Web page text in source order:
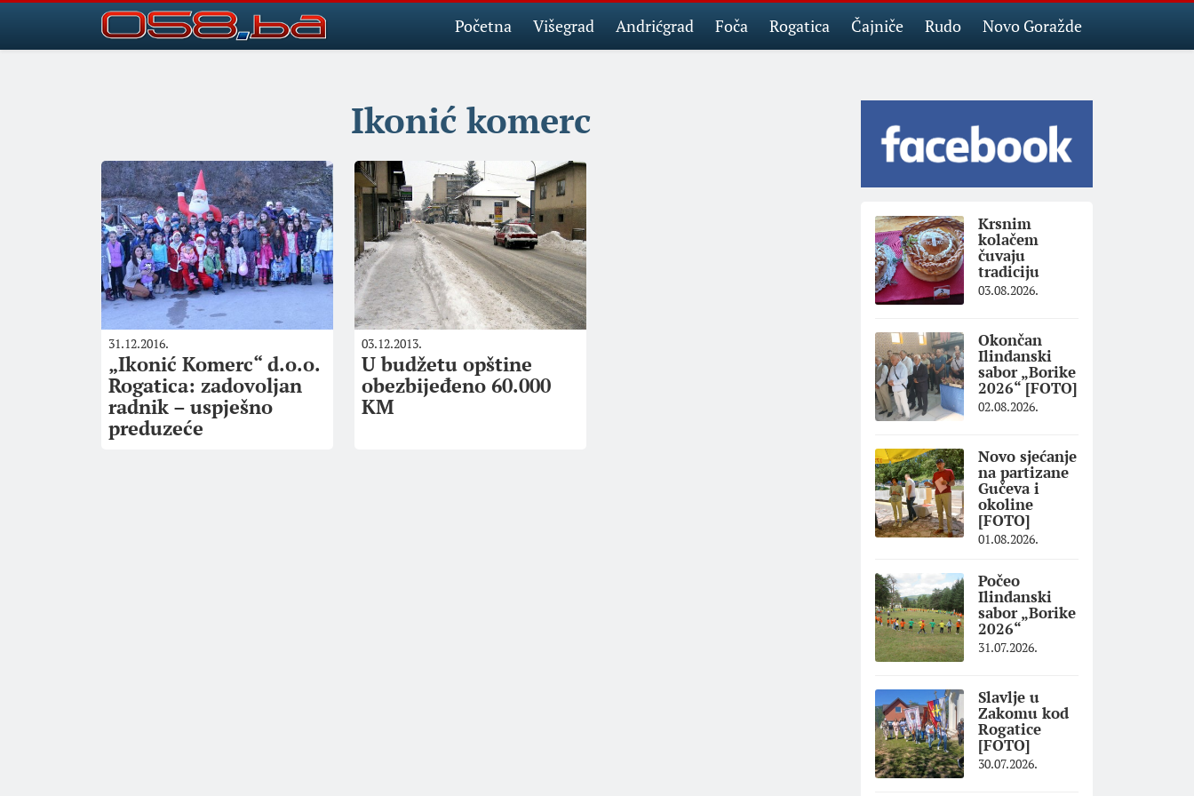
Početna Višegrad Andrićgrad Foča Rogatica Čajniče Rudo Novo Goražde
Ikonić komerc
31.12.2016.
„Ikonić Komerc“ d.o.o.
Rogatica: zadovoljan
radnik – uspješno
preduzeće
03.12.2013.
U budžetu opštine
obezbijeđeno 60.000
KM
Krsnim
kolačem
čuvaju
tradiciju
03.08.2026.
Okončan
Ilindanski
sabor „Borike
2026“ [FOTO]
02.08.2026.
Novo sjećanje
na partizane
Gučeva i
okoline
[FOTO]
01.08.2026.
Počeo
Ilindanski
sabor „Borike
2026“
31.07.2026.
Slavlje u
Zakomu kod
Rogatice
[FOTO]
30.07.2026.